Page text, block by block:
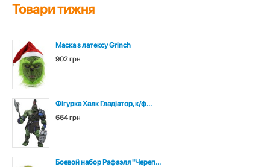
Товари тижня
Маска з латексу Grinch
902 грн
Фігурка Халк Гладіатор, к/ф...
664 грн
Боевой набор Рафаэля "Череп...